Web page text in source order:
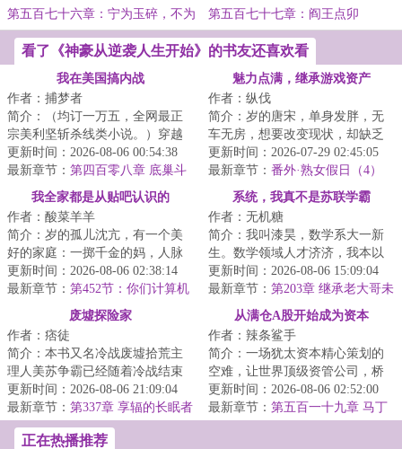
第五百七十六章：宁为玉碎，不为
瓦全！
第五百七十七章：阎王点卯
看了《神豪从逆袭人生开始》的书友还喜欢看
我在美国搞内战
作者：捕梦者
简介：（均订一万五，全网最正
宗美利坚斩杀线类小说。）穿越
成了美利坚底层流浪汉，好在绑
定了地下城冒险...
更新时间：2026-08-06 00:54:38
最新章节： 第四百零八章 底巢斗
兽场（求月票）
魅力点满，继承游戏资产
作者：纵伐
简介：岁的唐宋，单身发胖，无
车无房，想要改变现状，却缺乏
精力、信念和方向。遭遇职场霸
凌后，玩了三年...
更新时间：2026-07-29 02:45:05
最新章节： 番外·熟女假日（4）
我全家都是从贴吧认识的
作者：酸菜羊羊
简介：岁的孤儿沈亢，有一个美
好的家庭：一掷千金的妈，人脉
广博的爸，人间理想的妹。不过
大家不太熟，一...
更新时间：2026-08-06 02:38:14
最新章节： 第452节：你们计算机
班的这么会谈恋爱？
系统，我真不是苏联学霸
作者：无机糖
简介：我叫漆昊，数学系大一新
生。数学领域人才济济，我本以
为自己只是个来凑数的学术炮
灰。没想到我被一...
更新时间：2026-08-06 15:09:04
最新章节： 第203章 继承老大哥未
竟的事业了？（求月票）
废墟探险家
作者：痞徒
简介：本书又名冷战废墟拾荒主
理人美苏争霸已经随着冷战结束
而落幕，但那些曾经布置于最前
线最隐秘位置的...
更新时间：2026-08-06 21:09:04
最新章节： 第337章 享辐的长眠者
从满仓A股开始成为资本
作者：辣条鲨手
简介：一场犹太资本精心策划的
空难，让世界顶级资管公司，桥
水基金的经理张扬意外重回年。
这一年，次贷危...
更新时间：2026-08-06 02:52:00
最新章节： 第五百一十九章 马丁
正在热播推荐